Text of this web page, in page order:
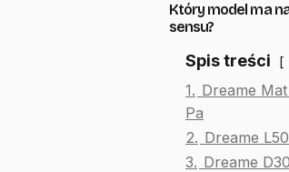
Który model ma
sensu?
Spis treści
1. Dreame
Pa
2. Dreame
3. Dreame